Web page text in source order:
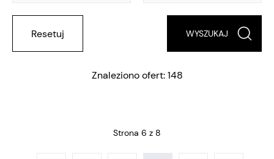
Resetuj
Znaleziono ofert: 148
Strona 6 z 8